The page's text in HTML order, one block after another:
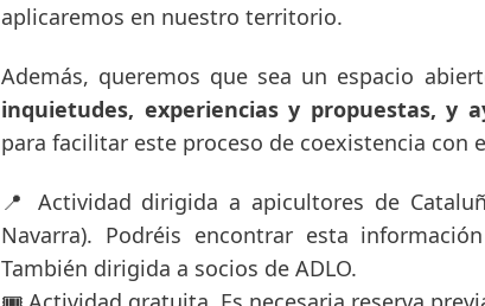
aplicaremos en nuestro territorio.
Además, queremos que sea un espacio
inquietudes, experiencias y propuestas,
para facilitar este proceso de coexistencia con
📍 Actividad dirigida a apicultores de
Navarra). Podréis encontrar esta
También dirigida a socios de ADLO.